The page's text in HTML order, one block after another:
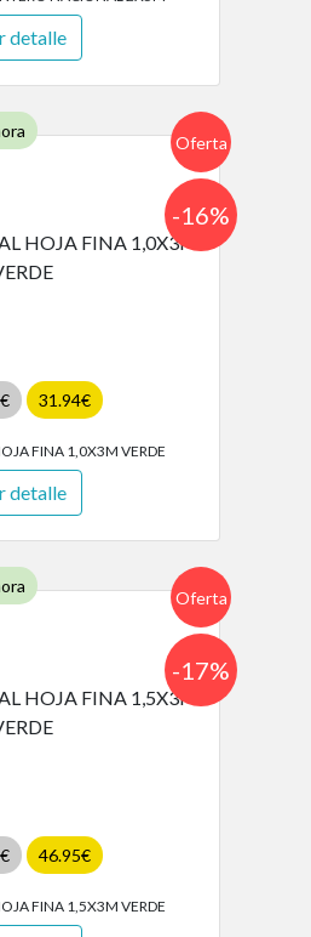
detalle
Oferta
31.94€
-16%
FINA 1,0X3M VERDE
detalle
Oferta
46.95€
-17%
FINA 1,5X3M VERDE